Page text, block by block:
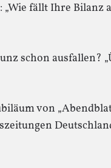
„Wie fällt Ihre Bilanz
schon ausfallen?
von